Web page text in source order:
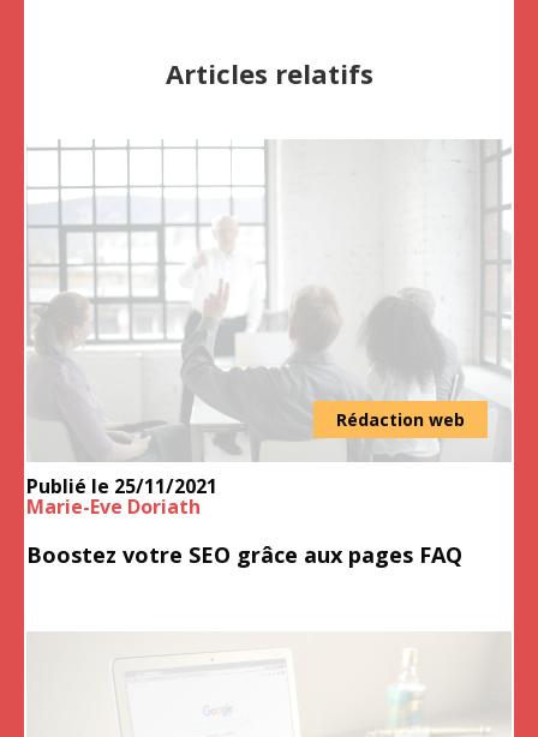
Articles relatifs
Rédaction web
Publié le 25/11/2021
Marie-Eve Doriath
Boostez votre SEO grâce aux pages FAQ